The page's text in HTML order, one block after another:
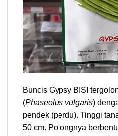
Buncis Gypsy BISI
(Phaseolus vulgaris)
pendek (perdu). Tinggi
50 cm. Polongnya